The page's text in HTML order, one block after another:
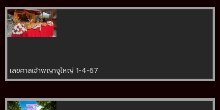
เลขศาลเจ้าพญางูใหญ่ 1-4-67